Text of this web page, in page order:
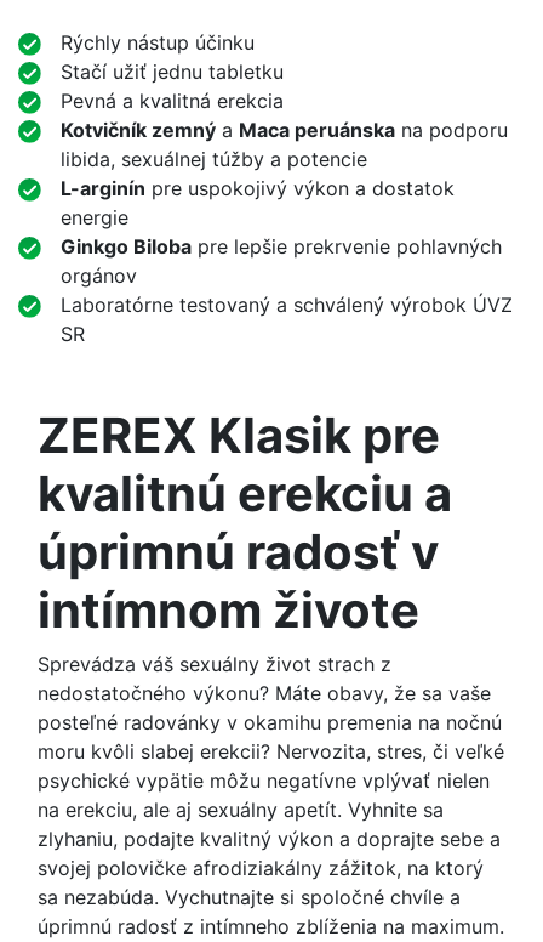
Rýchly nástup účinku
Stačí užiť jednu tabletku
Pevná a kvalitná erekcia
Kotvičník zemný a Maca peruánska na podporu
libida, sexuálnej túžby a potencie
L-arginín pre uspokojivý výkon a dostatok
energie
Ginkgo Biloba pre lepšie prekrvenie pohlavných
orgánov
Laboratórne testovaný a schválený výrobok ÚVZ
SR
ZEREX Klasik pre
kvalitnú erekciu a
úprimnú radosť v
intímnom živote
Sprevádza váš sexuálny život strach z
nedostatočného výkonu? Máte obavy, že sa vaše
posteľné radovánky v okamihu premenia na nočnú
moru kvôli slabej erekcii? Nervozita, stres, či veľké
psychické vypätie môžu negatívne vplývať nielen
na erekciu, ale aj sexuálny apetít. Vyhnite sa
zlyhaniu, podajte kvalitný výkon a doprajte sebe a
svojej polovičke afrodiziakálny zážitok, na ktorý
sa nezabúda. Vychutnajte si spoločné chvíle a
úprimnú radosť z intímneho zblíženia na maximum.